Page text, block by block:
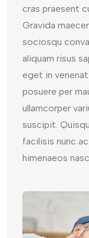
cras praesent
Gravida
sociosqu
aliquam risus
eget in
posuere per
ullamcorper
suscipit.
facilisis nunc
himenaeos